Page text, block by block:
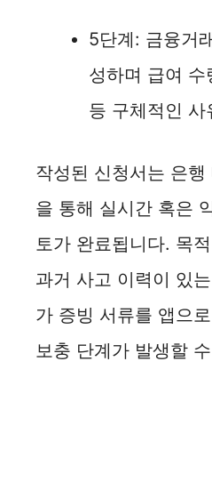
5단계: 금융거
성하며 급여
등 구체적인 사
작성된 신청서는 은행
을 통해 실시간 혹은
토가 완료됩니다. 목
과거 사고 이력이 있
가 증빙 서류를 앱으
보충 단계가 발생할